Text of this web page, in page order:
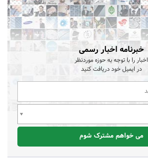
خبرنامه اخبار رسمی
اخبار را با توجه به حوزه موردنظر
در ایمیل خود دریافت کنید
می خواهم مشترک شوم